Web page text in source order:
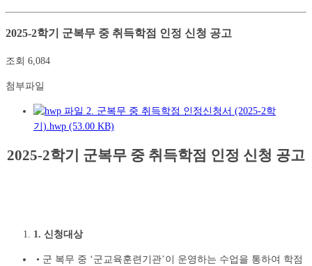
2025-2학기 군복무 중 취득학점 인정 신청 공고
조회 6,084
첨부파일
2. 군복무 중 취득학점 인정신청서 (2025-2학
기).hwp (53.00 KB)
2025-2학기 군복무 중 취득학점 인정 신청 공고
1. 신청대상
• 군 복무 중 ‘군교육훈련기관’이 운영하는 수업을 통하여 학점